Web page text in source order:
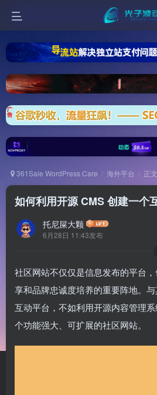
361Sale WordPress Care 海外平台 正文
如何利用开源 CMS 创建一个
托尼屎大颗
6月28日 11:43发布
社区网站不仅仅是信息发布的平台
享和品牌忠诚度培养的重要阵地。
互动平台，不如利用开源内容管理系
个功能强大、可扩展的社区网站。